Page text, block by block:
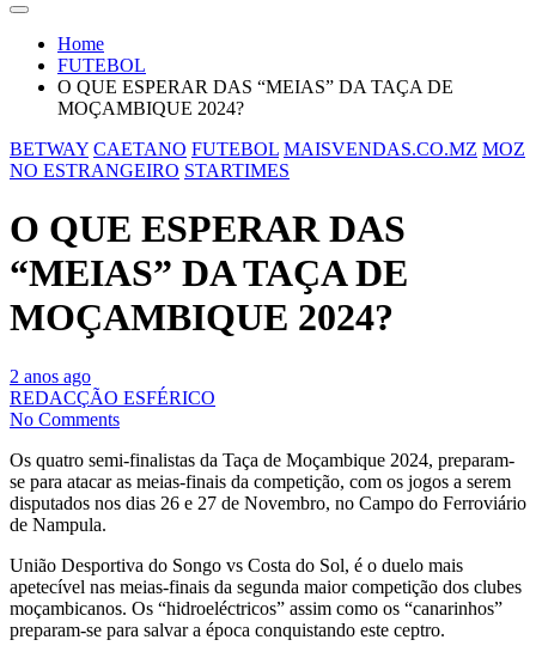
Home
FUTEBOL
O QUE ESPERAR DAS “MEIAS” DA TAÇA DE
MOÇAMBIQUE 2024?
BETWAY CAETANO FUTEBOL MAISVENDAS.CO.MZ MOZ
NO ESTRANGEIRO STARTIMES
O QUE ESPERAR DAS
“MEIAS” DA TAÇA DE
MOÇAMBIQUE 2024?
2 anos ago
REDACÇÃO ESFÉRICO
No Comments
Os quatro semi-finalistas da Taça de Moçambique 2024, preparam-
se para atacar as meias-finais da competição, com os jogos a serem
disputados nos dias 26 e 27 de Novembro, no Campo do Ferroviário
de Nampula.
União Desportiva do Songo vs Costa do Sol, é o duelo mais
apetecível nas meias-finais da segunda maior competição dos clubes
moçambicanos. Os “hidroeléctricos” assim como os “canarinhos”
preparam-se para salvar a época conquistando este ceptro.